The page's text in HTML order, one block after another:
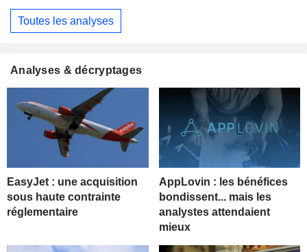
Toutes les analyses
Analyses & décryptages
EasyJet : une acquisition
sous haute contrainte
réglementaire
AppLovin : les bénéfices
bondissent... mais les
analystes attendaient
mieux